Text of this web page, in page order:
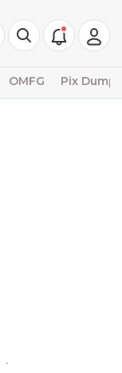
OMFG Pix Dump
·